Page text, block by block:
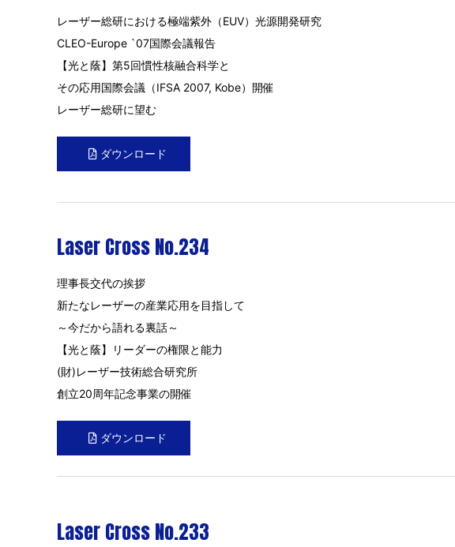
レーザー総研における極端紫外（EUV）光源開発研究
CLEO-Europe `07国際会議報告
【光と蔭】第5回慣性核融合科学と
その応用国際会議（IFSA 2007, Kobe）開催
レーザー総研に望む
ダウンロード
Laser Cross No.234
理事長交代の挨拶
新たなレーザーの産業応用を目指して
～今だから語れる裏話～
【光と蔭】リーダーの権限と能力
(財)レーザー技術総合研究所
創立20周年記念事業の開催
ダウンロード
Laser Cross No.233